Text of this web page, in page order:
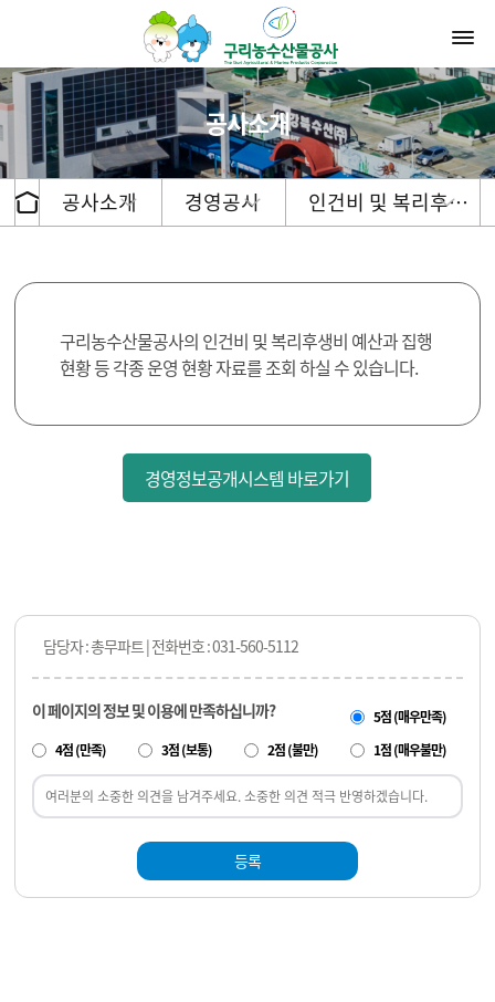
공사소개
공사소개 경영공시 인건비 및 복리후…
구리농수산물공사의 인건비 및 복리후생비 예산과 집행
현황 등 각종 운영 현황 자료를 조회 하실 수 있습니다.
경영정보공개시스템 바로가기
담당자 : 총무파트 | 전화번호 : 031-560-5112
이 페이지의 정보 및 이용에 만족하십니까?
5점 (매우만족)
4점 (만족)
3점 (보통) 2점 (불만) 1점 (매우불만)
등록